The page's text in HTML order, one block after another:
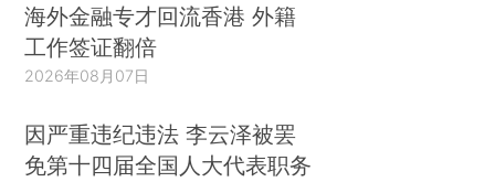
海外金融专才回流香港 外籍
工作签证翻倍
2026年08月07日
因严重违纪违法 李云泽被罢
免第十四届全国人大代表职务